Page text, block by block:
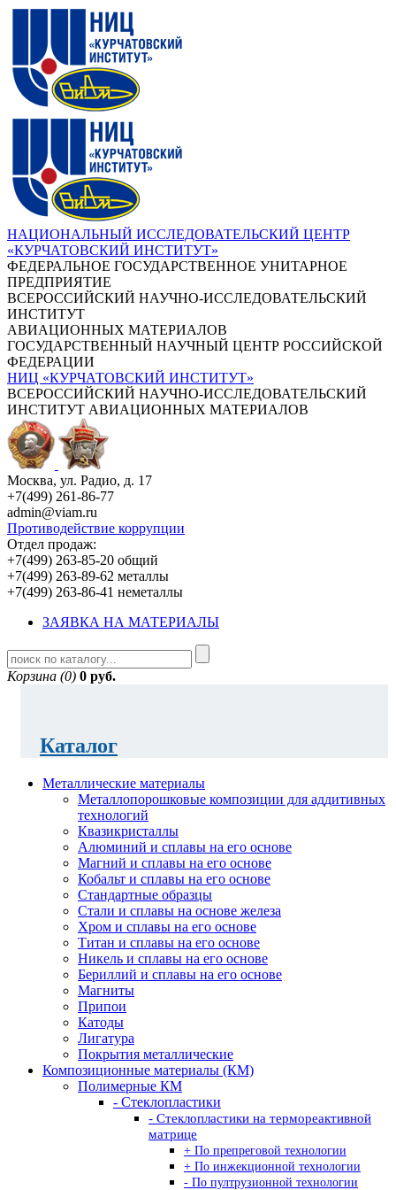
НАЦИОНАЛЬНЫЙ ИССЛЕДОВАТЕЛЬСКИЙ ЦЕНТР
«КУРЧАТОВСКИЙ ИНСТИТУТ»
ФЕДЕРАЛЬНОЕ ГОСУДАРСТВЕННОЕ УНИТАРНОЕ
ПРЕДПРИЯТИЕ
ВСЕРОССИЙСКИЙ НАУЧНО-ИССЛЕДОВАТЕЛЬСКИЙ
ИНСТИТУТ
АВИАЦИОННЫХ МАТЕРИАЛОВ
ГОСУДАРСТВЕННЫЙ НАУЧНЫЙ ЦЕНТР РОССИЙСКОЙ
ФЕДЕРАЦИИ
НИЦ «КУРЧАТОВСКИЙ ИНСТИТУТ»
ВСЕРОССИЙСКИЙ НАУЧНО-ИССЛЕДОВАТЕЛЬСКИЙ
ИНСТИТУТ АВИАЦИОННЫХ МАТЕРИАЛОВ
Москва, ул. Радио, д. 17
+7(499) 261-86-77
admin@viam.ru
Противодействие коррупции
Отдел продаж:
+7(499) 263-85-20 общий
+7(499) 263-89-62 металлы
+7(499) 263-86-41 неметаллы
ЗАЯВКА НА МАТЕРИАЛЫ
Корзина (0) 0 руб.
Каталог
Металлические материалы
Металлопорошковые композиции для аддитивных
технологий
Квазикристаллы
Алюминий и сплавы на его основе
Магний и сплавы на его основе
Кобальт и сплавы на его основе
Стандартные образцы
Стали и сплавы на основе железа
Хром и сплавы на его основе
Титан и сплавы на его основе
Никель и сплавы на его основе
Бериллий и сплавы на его основе
Магниты
Припои
Катоды
Лигатура
Покрытия металлические
Композиционные материалы (КМ)
Полимерные КМ
- Стеклопластики
- Стеклопластики на термореактивной
матрице
+ По препреговой технологии
+ По инжекционной технологии
- По пултрузионной технологии